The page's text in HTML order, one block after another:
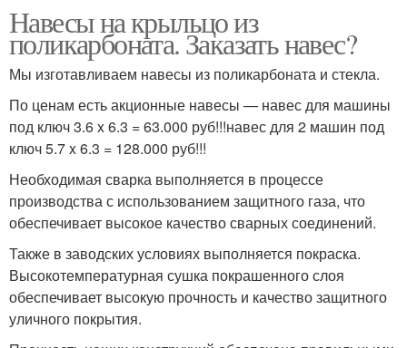
Навесы на крыльцо из
поликарбоната. Заказать навес?
Мы изготавливаем навесы из поликарбоната и стекла.
По ценам есть акционные навесы — навес для машины
под ключ 3.6 x 6.3 = 63.000 руб!!!навес для 2 машин под
ключ 5.7 x 6.3 = 128.000 руб!!!
Необходимая сварка выполняется в процессе
производства с использованием защитного газа, что
обеспечивает высокое качество сварных соединений.
Также в заводских условиях выполняется покраска.
Высокотемпературная сушка покрашенного слоя
обеспечивает высокую прочность и качество защитного
уличного покрытия.